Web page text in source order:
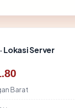
Lokasi Server
Barat